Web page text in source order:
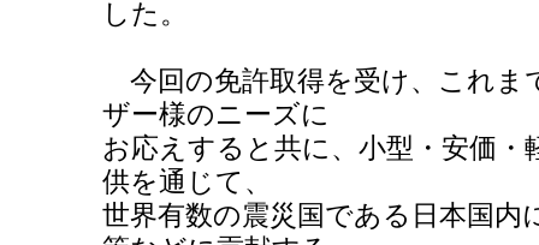
した。
今回の免許取得を受け、これま
ザー様のニーズに
お応えすると共に、小型・安価・
供を通じて、
世界有数の震災国である日本国内